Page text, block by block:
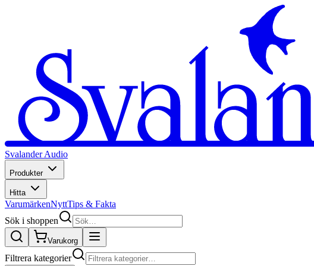
Svalander Audio
Produkter
Hitta
VarumärkenNyttTips & Fakta
Sök i shoppen
Varukorg
Filtrera kategorier